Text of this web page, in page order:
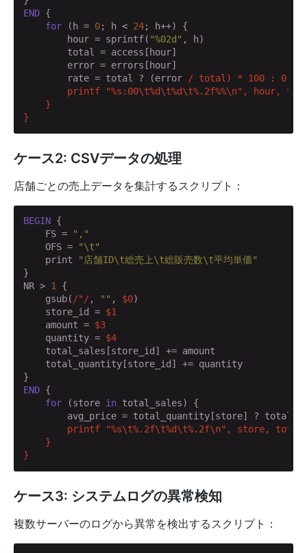
END {
for (h = 0; h < 24; h++) {
        hour = sprintf(
"%02d" , h)
        total = access[hour]
        error = errors[hour]
        rate = total ? (error
/ total) * 100 : 0
printf "%s:00\t%d\t%d\t%.2f%%\n", hour,
    }
}
ケース2: CSVデータの処理
店舗ごとの売上データを集計するスクリプト：
BEGIN {
    FS =
","
    OFS =
"\t"
    print
"店舗ID\t総売上\t総販売数\t平均単価"
}
NR > 1 {
    gsub(
/"/, "" , $0)
    store_id =
$1
    amount =
$3
    quantity =
$4
    total_sales[store_id] += amount
    total_quantity[store_id] += quantity
END {
for (store in total_sales) {
avg_price = total_quantity[store] ?
printf "%s\t%.2f\t%d\t%.2f\n", store,
    }
}
ケース3: システムログの異常検知
複数サーバーのログから異常を検出するスクリプト：